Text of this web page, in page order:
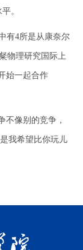
。
有4所是从康奈尔
物理研究国际上
始一起合作
不像别的竞争，
我希望比你玩儿